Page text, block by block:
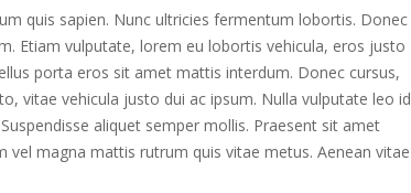
quis sapien. Nunc ultricies fermentum lobortis. Donec
Etiam vulputate, lorem eu lobortis vehicula, eros justo
porta eros sit amet mattis interdum. Donec cursus,
vitae vehicula justo dui ac ipsum. Nulla vulputate leo id
aliquet semper mollis. Praesent sit amet
vel magna mattis rutrum quis vitae metus. Aenean vitae